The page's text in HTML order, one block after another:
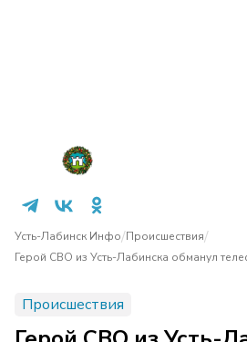
Усть-Лабинск Инфо/Происшествия/
Герой СВО из Усть-Лабинска обманул
Происшествия